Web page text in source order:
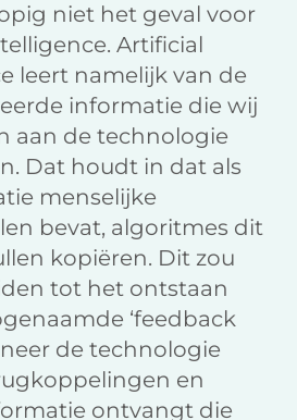
niet het geval voor
Artificial
leert namelijk van de
informatie die wij
aan de technologie
Dat houdt in dat als
menselijke
bevat, algoritmes dit
kopiëren. Dit zou
tot het ontstaan
‘feedback
de technologie
en
ontvangt die